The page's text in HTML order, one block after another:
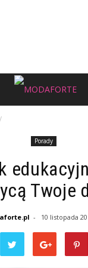
Porady
Twoje
- 10 listopada